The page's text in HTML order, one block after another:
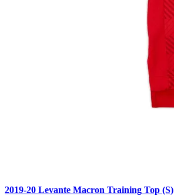
2019-20 Levante Macron Training Top (S)